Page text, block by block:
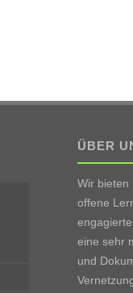
ÜBER
Wir bieten
offene
eine sehr
und